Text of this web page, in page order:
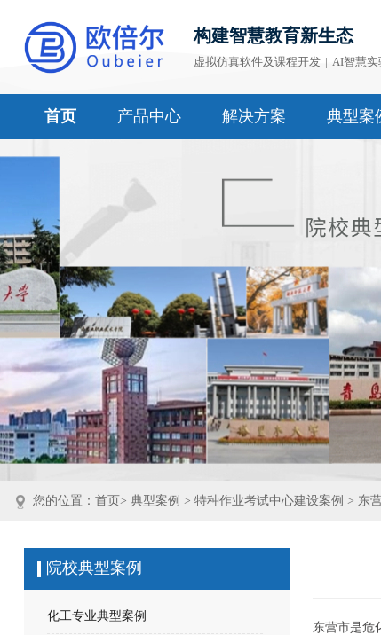
构建智慧教育新生态
虚拟仿真软件及课程开发 | AI智慧实
首页 产品中心 解决方案 典型案
您的位置： 首页 > 典型案例 > 特种作业考试中心建设案例 > 东
院校典型案例
化工专业典型案例
东营市是危